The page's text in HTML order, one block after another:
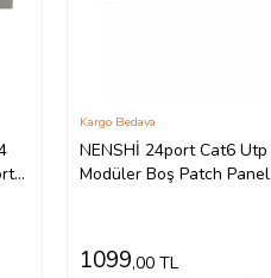
NENSHİ 24port Cat6 Utp
Modüler Boş Patch Panel
Kargo Bedava
1099,00 TL